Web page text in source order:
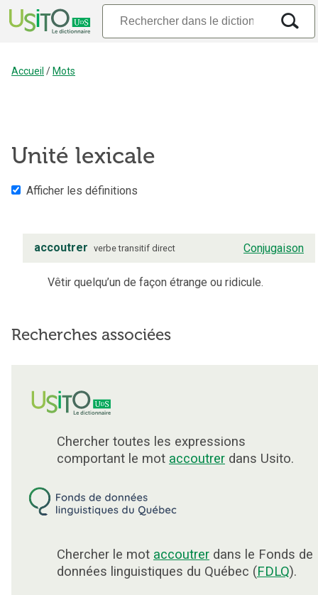
Accueil / Mots
Unité lexicale
Afficher les définitions
accoutrer verbe transitif direct Conjugaison
Vêtir quelqu’un de façon étrange ou ridicule.
Recherches associées
Chercher toutes les expressions
comportant le mot accoutrer dans Usito.
Chercher le mot accoutrer dans le Fonds de
données linguistiques du Québec (FDLQ).